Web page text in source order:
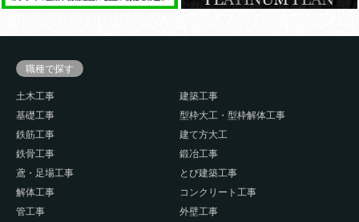
職種で探す
土木工事
建築工事
基礎工事
型枠大工・型枠解体工事
鉄筋工事
建て方大工
鉄骨工事
鍛冶工事
鳶・足場工事
とび建築工事
解体工事
コンクリート工事
管工事
外壁工事